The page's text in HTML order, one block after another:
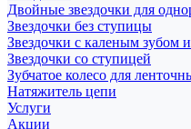
Двойные звездочки для
Звездочки без ступицы
Звездочки с каленым зубом
Звездочки со ступицей
Зубчатое колесо для
Натяжитель цепи
Услуги
Акции